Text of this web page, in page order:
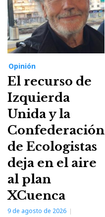
Opinión
El recurso de
Izquierda
Unida y la
Confederación
de Ecologistas
deja en el aire
al plan
XCuenca
9 de agosto de 2026